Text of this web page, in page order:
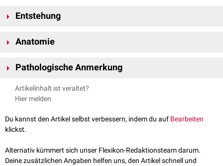
Entstehung
des Kopfes (Neuralleiste
Anatomie
Inneren befindlicheGehirn. Sie besteht aus Anteilen der folgenden
Os frontale
Os parietale
Os temporale(Pars squamosa)
schließen beiKindern die beiden Fontanellenein:
Sutura sagittalis
Pathologische Anmerkung
verknöchert und daher verformbar. Durch Druckausübung im
oder während der Geburt kann es zu
Schädelkalottenimpressionen
kommen.
Artikelinhalt ist veraltet?
Hier melden
Du kannst den Artikel selbst verbessern, indem du auf Bearbeiten
klickst.
Alternativ kümmert sich unser Flexikon-Redaktionsteam darum.
Deine zusätzlichen Angaben helfen uns, den Artikel schnell und